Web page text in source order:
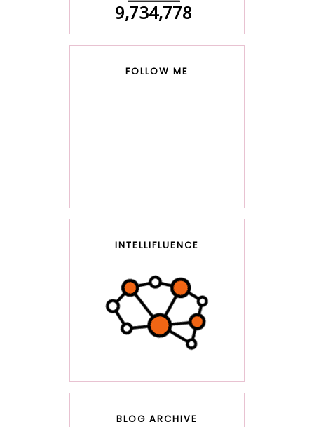
9,734,778
FOLLOW ME
INTELLIFLUENCE
BLOG ARCHIVE